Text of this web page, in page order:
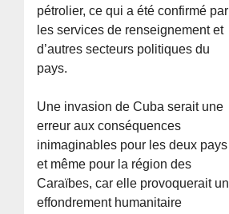
pétrolier, ce qui a été confirmé par
les services de renseignement et
d’autres secteurs politiques du
pays.
Une invasion de Cuba serait une
erreur aux conséquences
inimaginables pour les deux pays
et même pour la région des
Caraïbes, car elle provoquerait un
effondrement humanitaire